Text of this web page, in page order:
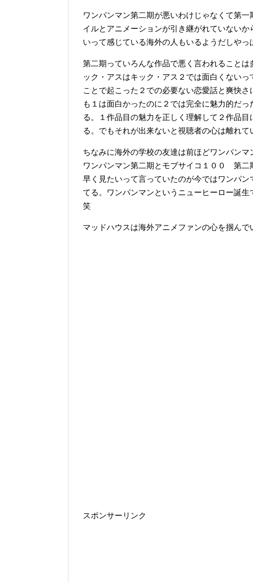
ワンパンマン第二期が悪いわけじゃなくて第
イルとアニメーションが引き継がれていない
いって感じている海外の人もいるようだしやっ
第二期っていろんな作品で悪く言われること
ック・アスはキック・アス２では面白くない
ことで起こった２での必要ない恋愛話と爽快
も１は面白かったのに２では完全に魅力的だ
る。１作品目の魅力を正しく理解して２作品
る。でもそれが出来ないと視聴者の心は離れて
ちなみに海外の学校の友達は前ほどワンパンマ
ワンパンマン第二期とモブサイコ１００ 第二
早く見たいって言っていたのが今ではワンパ
てる。ワンパンマンというニューヒーロー誕
笑
マッドハウスは海外アニメファンの心を掴んで
スポンサーリンク